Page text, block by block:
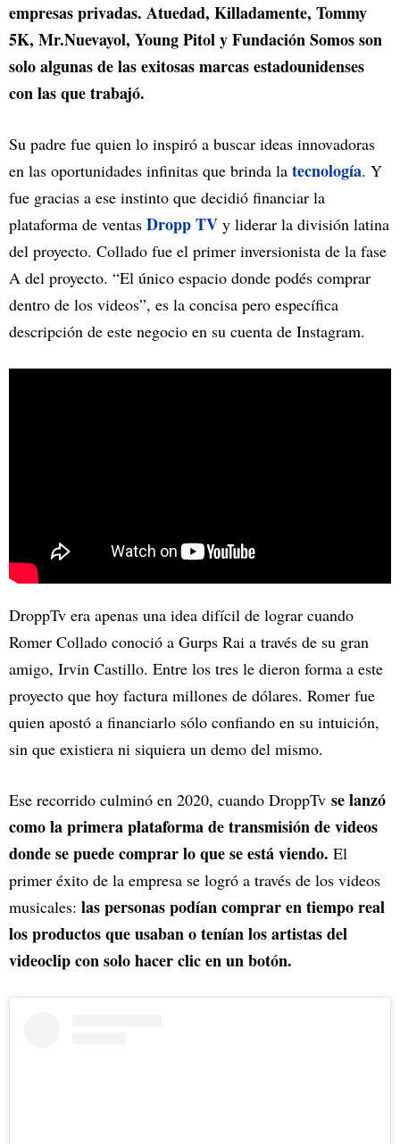
empresas privadas. Atuedad, Killadamente, Tommy
5K, Mr.Nuevayol, Young Pitol y Fundación Somos son
solo algunas de las exitosas marcas estadounidenses
con las que trabajó.
Su padre fue quien lo inspiró a buscar ideas innovadoras
en las oportunidades infinitas que brinda la tecnología. Y
fue gracias a ese instinto que decidió financiar la
plataforma de ventas Dropp TV y liderar la división latina
del proyecto. Collado fue el primer inversionista de la fase
A del proyecto. “El único espacio donde podés comprar
dentro de los videos”, es la concisa pero específica
descripción de este negocio en su cuenta de Instagram.
DroppTv era apenas una idea difícil de lograr cuando
Romer Collado conoció a Gurps Rai a través de su gran
amigo, Irvin Castillo. Entre los tres le dieron forma a este
proyecto que hoy factura millones de dólares. Romer fue
quien apostó a financiarlo sólo confiando en su intuición,
sin que existiera ni siquiera un demo del mismo.
Ese recorrido culminó en 2020, cuando DroppTv se lanzó
como la primera plataforma de transmisión de videos
donde se puede comprar lo que se está viendo. El
primer éxito de la empresa se logró a través de los videos
musicales: las personas podían comprar en tiempo real
los productos que usaban o tenían los artistas del
videoclip con solo hacer clic en un botón.